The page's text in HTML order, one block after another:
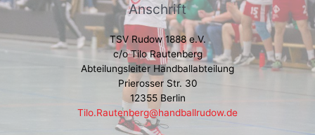
Anschrift
TSV Rudow 1888 e.V.
c/o Tilo Rautenberg
Abteilungsleiter Handballabteilung
Prierosser Str. 30
12355 Berlin
Tilo.Rautenberg@handballrudow.de